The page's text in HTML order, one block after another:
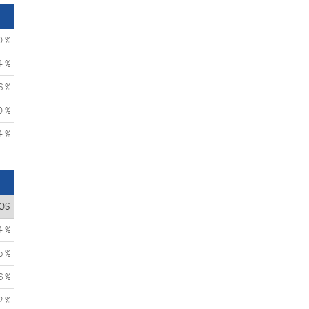
%
%
%
%
%
%
%
%
%